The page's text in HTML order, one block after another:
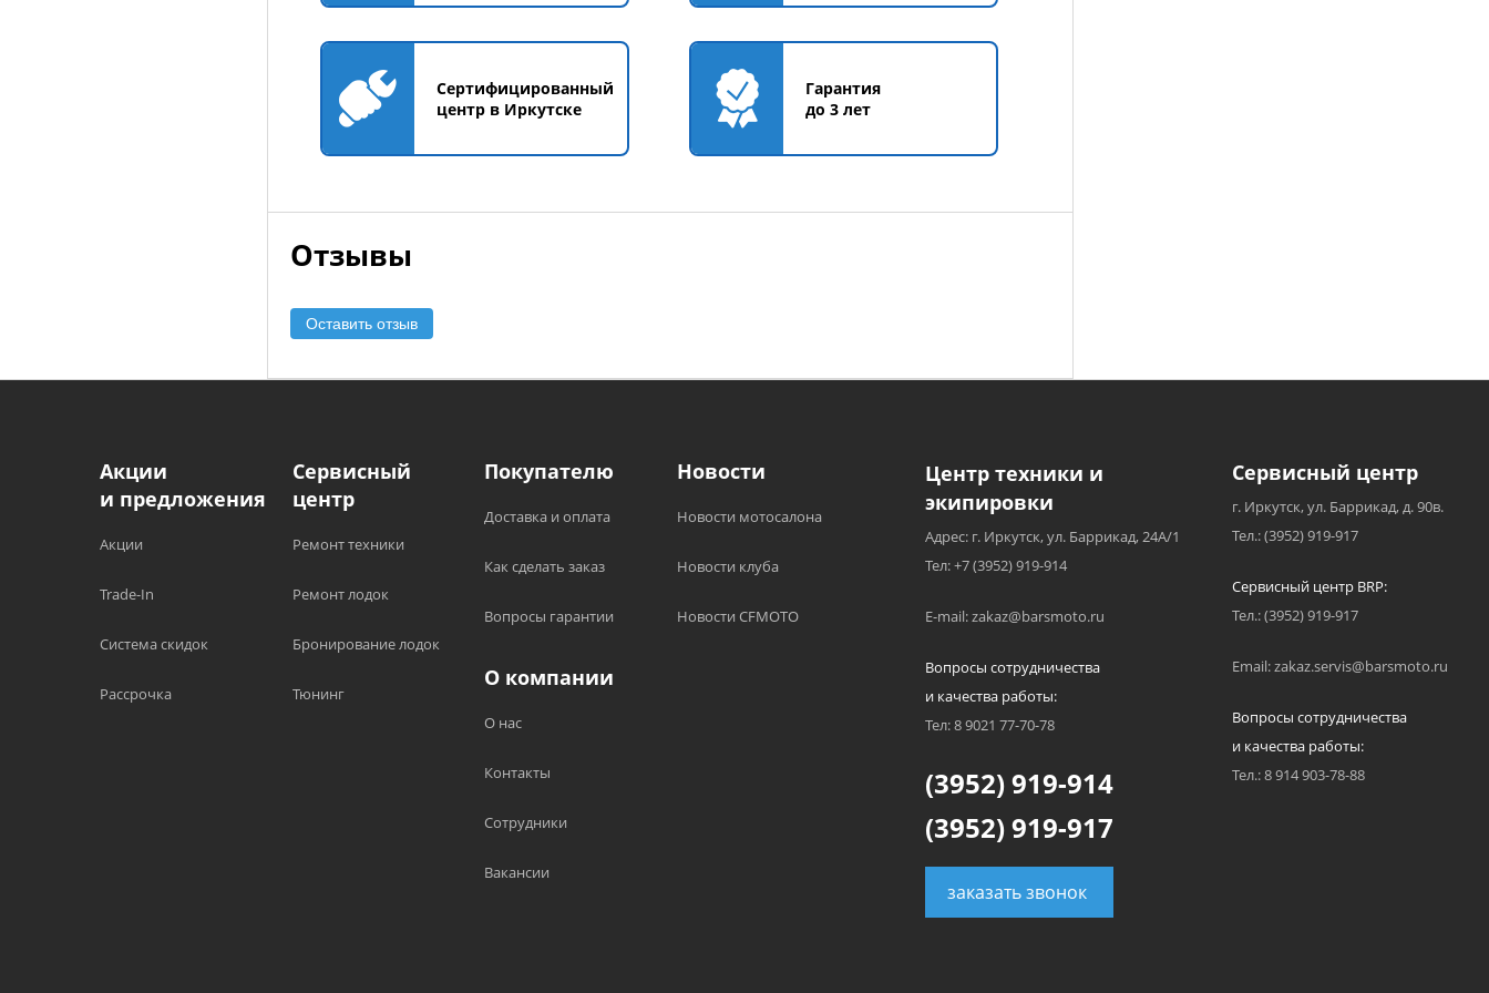
Сертифицированный
центр в Иркутске
Гарантия
до 3 лет
Отзывы
Оставить отзыв
Акции
и предложения
Акции
Trade-In
Система скидок
Рассрочка
Сервисный
центр
Ремонт техники
Ремонт лодок
Бронирование лодок
Тюнинг
Покупателю
Доставка и оплата
Как сделать заказ
Вопросы гарантии
Новости
Новости мотосалона
Новости клуба
Новости CFMOTO
О компании
О нас
Контакты
Сотрудники
Вакансии
Центр техники и
экипировки
Адрес: г. Иркутск, ул. Баррикад, 24А/1
Тел: +7 (3952) 919-914
E-mail: zakaz@barsmoto.ru
Вопросы сотрудничества
и качества работы:
Тел: 8 9021 77-70-78
(3952) 919-914
(3952) 919-917
заказать звонок
Сервисный центр
г. Иркутск, ул. Баррикад, д. 90в.
Тел.: (3952) 919-917
Сервисный центр BRP:
Тел.: (3952) 919-917
Email: zakaz.servis@barsmoto.ru
Вопросы сотрудничества
и качества работы:
Тел.: 8 914 903-78-88